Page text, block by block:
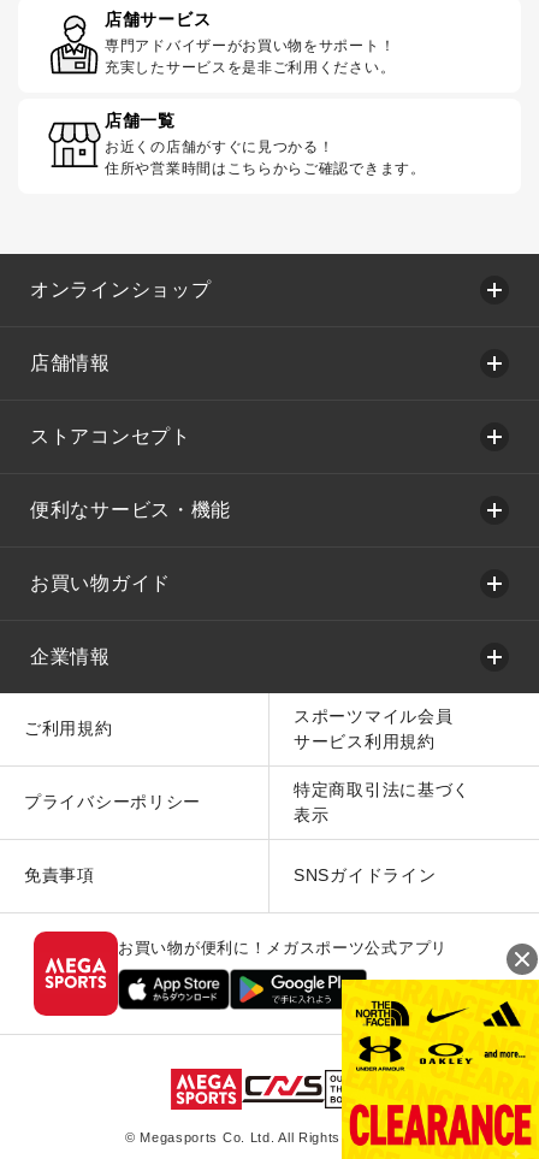
店舗サービス
専門アドバイザーがお買い物をサポート！
充実したサービスを是非ご利用ください。
店舗一覧
お近くの店舗がすぐに見つかる！
住所や営業時間はこちらからご確認できます。
オンラインショップ
店舗情報
ストアコンセプト
便利なサービス・機能
お買い物ガイド
企業情報
ご利用規約
スポーツマイル会員
サービス利用規約
プライバシーポリシー
特定商取引法に基づく
表示
免責事項 SNSガイドライン
お買い物が便利に！メガスポーツ公式アプリ
© Megasports Co. Ltd. All Rights Reserved.